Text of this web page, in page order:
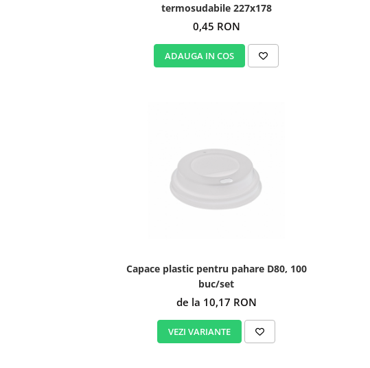
termosudabile 227x178
0,45 RON
ADAUGA IN COS
Capace plastic pentru pahare D80, 100
buc/set
de la 10,17 RON
VEZI VARIANTE